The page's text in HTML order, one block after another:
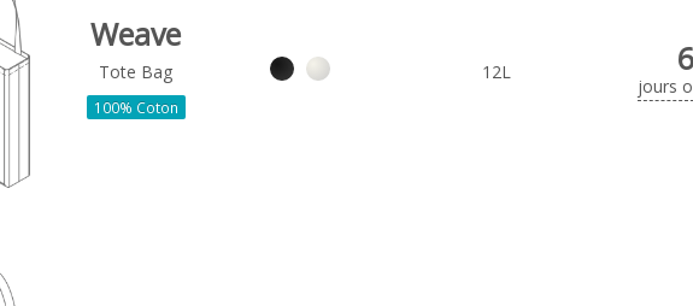
Weave
Tote Bag
100% Coton
12L 6
jours